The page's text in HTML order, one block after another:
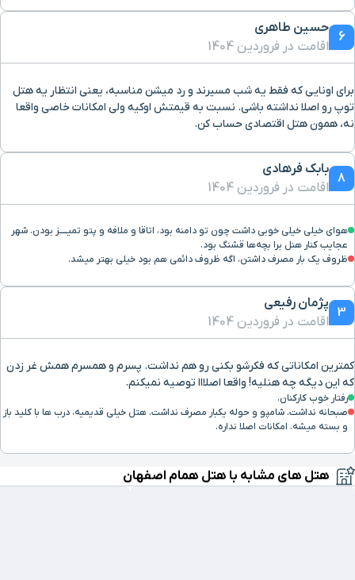
رهنان
میدان استقلال ۳۹ دقیقه با خودرو (۲۶ کیلومتر و ۳۸۵ متر)
فرودگاه بین المللی
6
حسین طاهری
اقامت در فروردین 1404
برای اونایی که فقط یه شب مسیرند و رد میشن مناسبه، یعنی انتظار یه هتل
توپ رو اصلا نداشته باشی. نسبت به قیمتش اوکیه ولی امکانات خاصی واقعا
نه، همون هتل اقتصادی حساب کن.
8
بابک فرهادی
اقامت در فروردین 1404
هوای خیلی خیلی خوبی داشت چون تو دامنه بود، اتاقا و ملافه‌ و پتو تميـــــز بودن. شهر
عجایب کنار هنل برا بچه‌ها قشنگ بود.
ظروف یک بار مصرف داشتن، اگه ظروف دائمی هم بود خیلی بهتر میشد.
3
پژمان رفیعی
اقامت در فروردین 1404
کمترین امکاناتی که فکرشو بکنی رو هم نداشت. پسرم و همسرم همش غر زدن
که این دیگه چه هنلیه! واقعا اصلااا توصیه نمیکنم.
رفتار خوب کارکنان.
صبحانه نداشت. شامپو و حوله یکبار مصرف نداشت. هتل خیلی قدیمیه، درب ها با کلید باز
و بسته میشه. امکانات اصلا نداره.
هتل های مشابه با هتل همام اصفهان